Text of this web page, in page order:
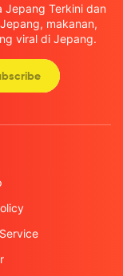
Jepang Terkini dan
makanan,
viral di Jepang.